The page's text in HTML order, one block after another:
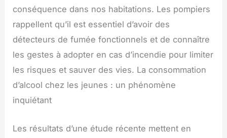
conséquence dans nos habitations. Les pompiers
rappellent qu’il est essentiel d’avoir des
détecteurs de fumée fonctionnels et de connaître
les gestes à adopter en cas d’incendie pour limiter
les risques et sauver des vies. La consommation
d’alcool chez les jeunes : un phénomène
inquiétant
Les résultats d’une étude récente mettent en